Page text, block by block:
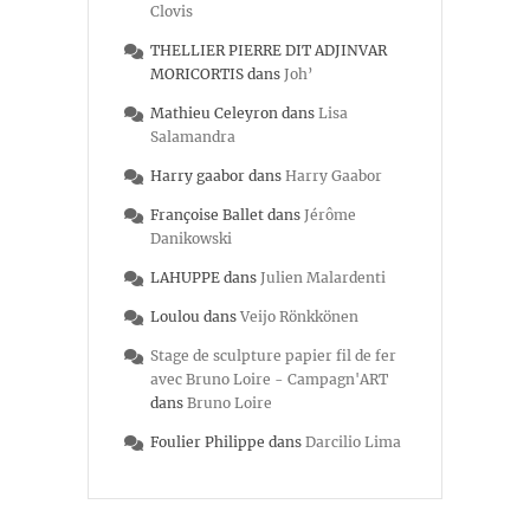
Clovis
THELLIER PIERRE DIT ADJINVAR
MORICORTIS dans Joh’
Mathieu Celeyron dans Lisa
Salamandra
Harry gaabor dans Harry Gaabor
Françoise Ballet dans Jérôme
Danikowski
LAHUPPE dans Julien Malardenti
Loulou dans Veijo Rönkkönen
Stage de sculpture papier fil de fer
avec Bruno Loire - Campagn'ART
dans Bruno Loire
Foulier Philippe dans Darcilio Lima